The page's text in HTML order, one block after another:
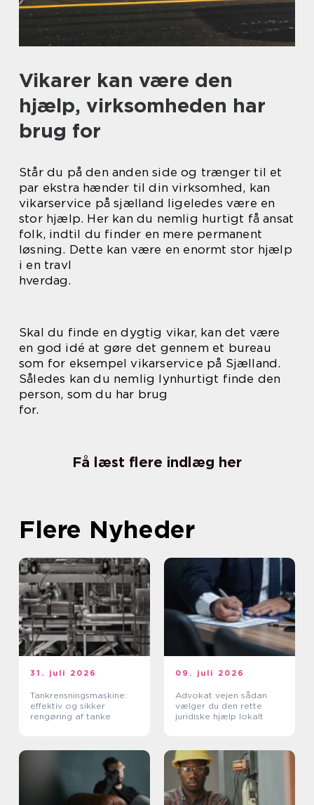
Vikarer kan være den
hjælp, virksomheden har
brug for
Står du på den anden side og trænger til et
par ekstra hænder til din virksomhed, kan
vikarservice på sjælland ligeledes være en
stor hjælp. Her kan du nemlig hurtigt få ansat
folk, indtil du finder en mere permanent
løsning. Dette kan være en enormt stor hjælp
i en travl
hverdag.
Skal du finde en dygtig vikar, kan det være
en god idé at gøre det gennem et bureau
som for eksempel vikarservice på Sjælland.
Således kan du nemlig lynhurtigt finde den
person, som du har brug
for.
Få læst flere indlæg her
Flere Nyheder
31. juli 2026
Tankrensningsmaskine:
effektiv og sikker
rengøring af tanke
09. juli 2026
Advokat vejen sådan
vælger du den rette
juridiske hjælp lokalt